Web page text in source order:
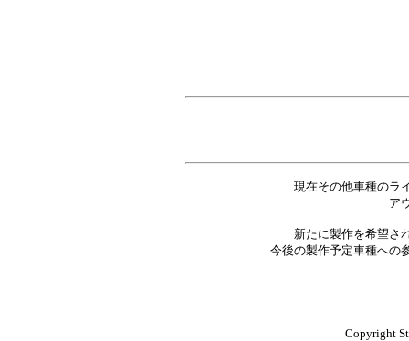
現在その他車種のラ
ア
新たに製作を希望さ
今後の製作予定車種への
Copyright